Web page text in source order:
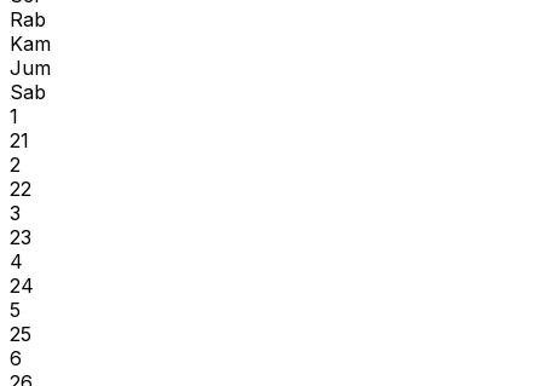
Rab
Kam
Jum
Sab
1
21
2
22
3
23
4
24
5
25
6